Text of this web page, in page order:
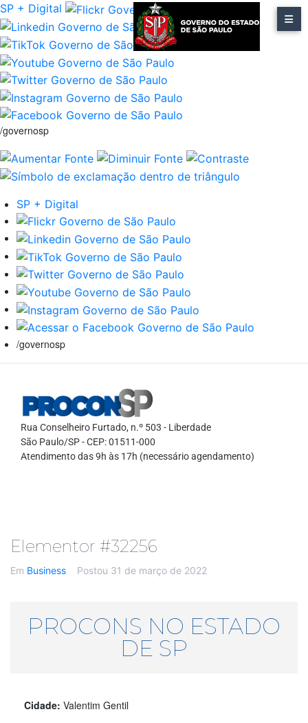
SP + Digital
/governosp
SP + Digital
/governosp
Rua Conselheiro Furtado, n.º 503 - Liberdade
São Paulo/SP - CEP: 01511-000
Atendimento das 9h às 17h (necessário agendamento)
Elementor #32256
Em Business Postou 31 de março de 2022
PROCONS NO ESTADO
DE SP
Cidade: Valentim Gentil